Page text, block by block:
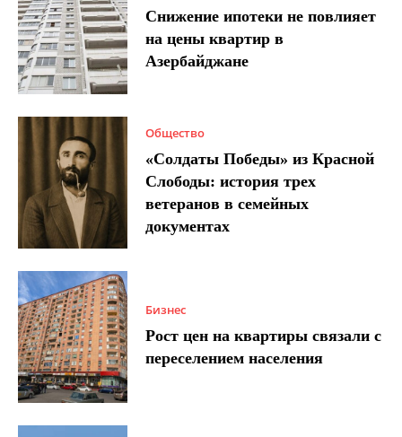
Снижение ипотеки не повлияет
на цены квартир в
Азербайджане
Общество
«Солдаты Победы» из Красной
Слободы: история трех
ветеранов в семейных
документах
Бизнес
Рост цен на квартиры связали с
переселением населения